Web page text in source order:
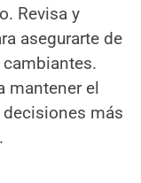
Revisa y
asegurarte de
mantener el
más